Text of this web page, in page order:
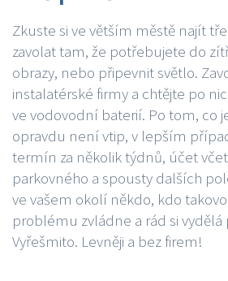
Zkuste si ve větším městě najít
zavolat tam, že potřebujete do
obrazy, nebo připevnit světlo.
instalatérské firmy a chtějte po
ve vodovodní baterií. Po tom, co
opravdu není vtip, v lepším
termín za několik týdnů, účet
parkovného a spousty dalších
ve vašem okolí někdo, kdo
problému zvládne a rád si
Vyřešmito. Levněji a bez firem!